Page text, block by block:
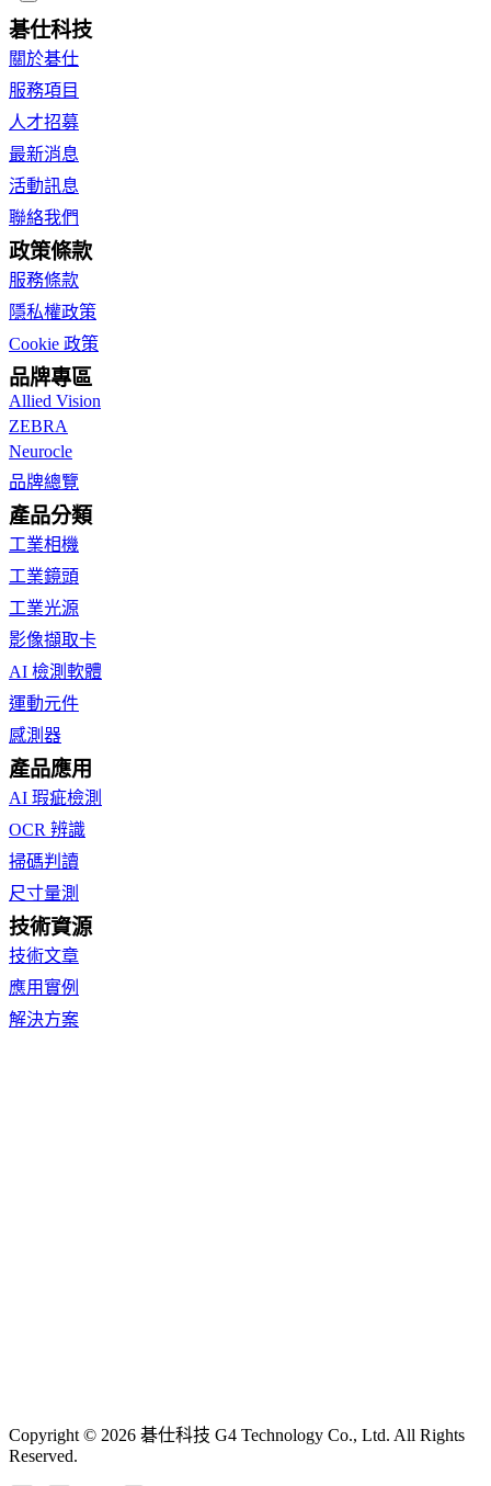
碁仕科技
關於碁仕
服務項目
人才招募
最新消息
活動訊息
聯絡我們
政策條款
服務條款
隱私權政策
Cookie 政策
品牌專區
Allied Vision
ZEBRA
Neurocle
品牌總覽
產品分類
工業相機
工業鏡頭
工業光源
影像擷取卡
AI 檢測軟體
運動元件
感測器
產品應用
AI 瑕疵檢測
OCR 辨識
掃碼判讀
尺寸量測
技術資源
技術文章
應用實例
解決方案
Copyright © 2026 碁仕科技 G4 Technology Co., Ltd. All Rights
Reserved.